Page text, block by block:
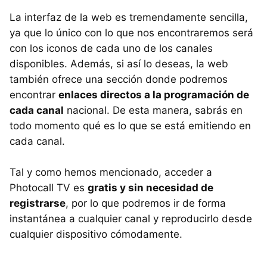
La interfaz de la web es tremendamente sencilla,
ya que lo único con lo que nos encontraremos será
con los iconos de cada uno de los canales
disponibles. Además, si así lo deseas, la web
también ofrece una sección donde podremos
encontrar enlaces directos a la programación de
cada canal nacional. De esta manera, sabrás en
todo momento qué es lo que se está emitiendo en
cada canal.
Tal y como hemos mencionado, acceder a
Photocall TV es gratis y sin necesidad de
registrarse, por lo que podremos ir de forma
instantánea a cualquier canal y reproducirlo desde
cualquier dispositivo cómodamente.